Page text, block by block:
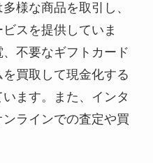
様な商品を取引し、
スを提供していま
不要なギフトカード
買取して現金化する
ます。また、インタ
ラインでの査定や買